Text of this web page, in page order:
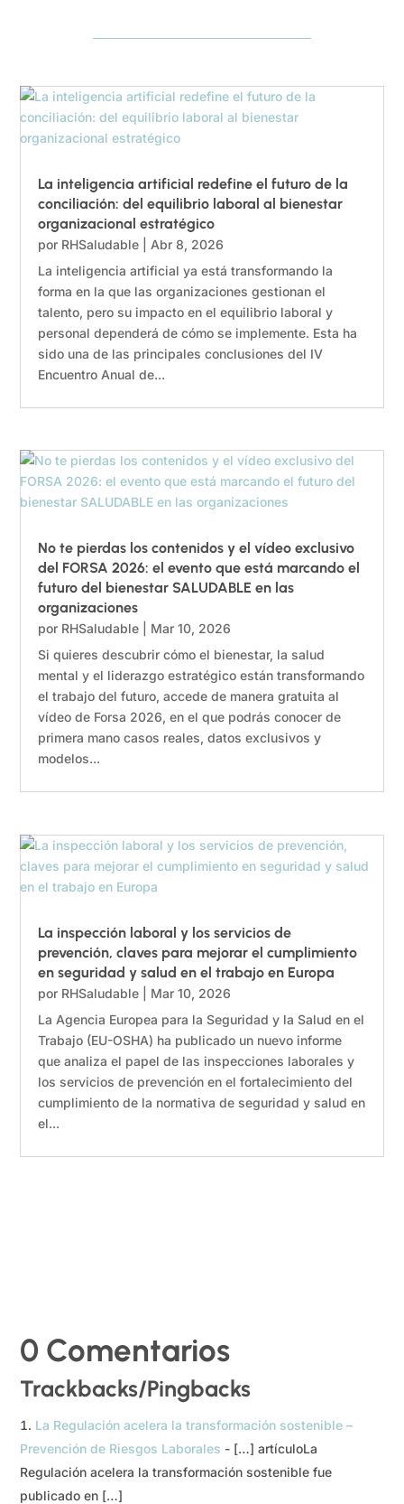
La inteligencia artificial redefine el futuro de la
conciliación: del equilibrio laboral al bienestar
organizacional estratégico
por RHSaludable
Abr 8, 2026
La inteligencia artificial ya está transformando la
forma en la que las organizaciones gestionan el
talento, pero su impacto en el equilibrio laboral y
personal dependerá de cómo se implemente. Esta ha
sido una de las principales conclusiones del IV
Encuentro Anual de...
No te pierdas los contenidos y el vídeo exclusivo
del FORSA 2026: el evento que está marcando el
futuro del bienestar SALUDABLE en las
organizaciones
por RHSaludable
Mar 10, 2026
Si quieres descubrir cómo el bienestar, la salud
mental y el liderazgo estratégico están transformando
el trabajo del futuro, accede de manera gratuita al
vídeo de Forsa 2026, en el que podrás conocer de
primera mano casos reales, datos exclusivos y
modelos...
La inspección laboral y los servicios de
prevención, claves para mejorar el cumplimiento
en seguridad y salud en el trabajo en Europa
por RHSaludable
Mar 10, 2026
La Agencia Europea para la Seguridad y la Salud en el
Trabajo (EU-OSHA) ha publicado un nuevo informe
que analiza el papel de las inspecciones laborales y
los servicios de prevención en el fortalecimiento del
cumplimiento de la normativa de seguridad y salud en
el...
0 Comentarios
Trackbacks/Pingbacks
La Regulación acelera la transformación sostenible –
Prevención de Riesgos Laborales - […] artículoLa
Regulación acelera la transformación sostenible fue
publicado en […]